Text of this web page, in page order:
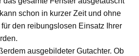
schon in kurzer Zeit und ohne
den reibungslosen Einsatz Ihrer
ausgebildeter Gutachter. Ob